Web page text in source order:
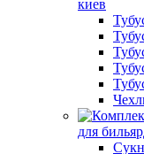
киев
для